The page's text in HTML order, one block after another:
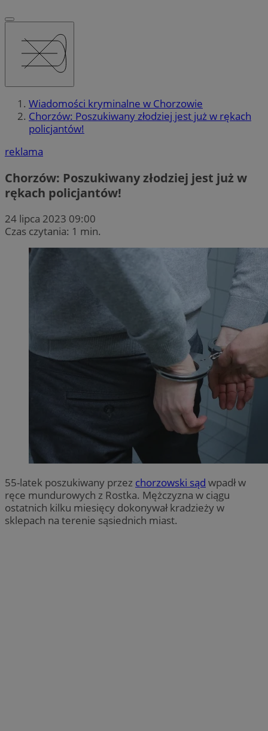
Wiadomości kryminalne w Chorzowie
Chorzów: Poszukiwany złodziej jest już w rękach
policjantów!
reklama
Chorzów: Poszukiwany złodziej jest już w
rękach policjantów!
24 lipca 2023 09:00
Czas czytania: 1 min.
55-latek poszukiwany przez chorzowski sąd wpadł w
ręce mundurowych z Rostka. Mężczyzna w ciągu
ostatnich kilku miesięcy dokonywał kradzieży w
sklepach na terenie sąsiednich miast.